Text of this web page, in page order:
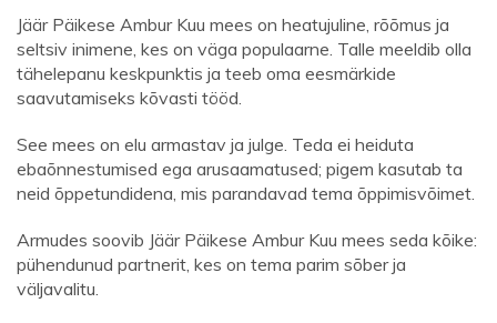
Jäär Päikese Ambur Kuu mees on heatujuline, rõõmus ja
seltsiv inimene, kes on väga populaarne. Talle meeldib olla
tähelepanu keskpunktis ja teeb oma eesmärkide
saavutamiseks kõvasti tööd.
See mees on elu armastav ja julge. Teda ei heiduta
ebaõnnestumised ega arusaamatused; pigem kasutab ta
neid õppetundidena, mis parandavad tema õppimisvõimet.
Armudes soovib Jäär Päikese Ambur Kuu mees seda kõike:
pühendunud partnerit, kes on tema parim sõber ja
väljavalitu.